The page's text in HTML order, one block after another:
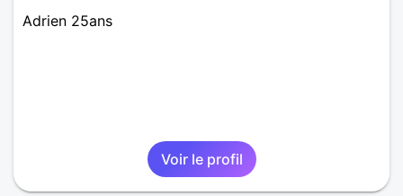
Adrien 25ans
Voir le profil